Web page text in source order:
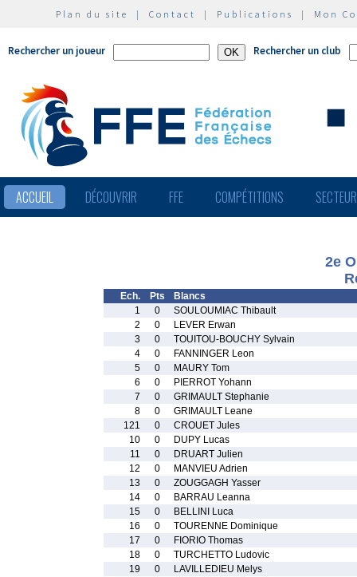
Plan du site | Contact | Publications | Mon
Rechercher un joueur Rechercher un club
ACCUEIL DÉCOUVRIR FFE COMPÉTITIONS
2e
Ech. Pts
Blancs
1
0
SOULOUMIAC Thibault
2
0
LEVER Erwan
3
0
TOUITOU-BOUCHY Sylvain
4
0
FANNINGER Leon
5
0
MAURY Tom
6
0
PIERROT Yohann
7
0
GRIMAULT Stephanie
8
0
GRIMAULT Leane
121
0
CROUET Jules
10
0
DUPY Lucas
11
0
DRUART Julien
12
0
MANVIEU Adrien
13
0
ZOUGGAGH Yasser
14
0
BARRAU Leanna
15
0
BELLINI Luca
16
0
TOURENNE Dominique
17
0
FIORIO Thomas
18
0
TURCHETTO Ludovic
19
0
LAVILLEDIEU Melys